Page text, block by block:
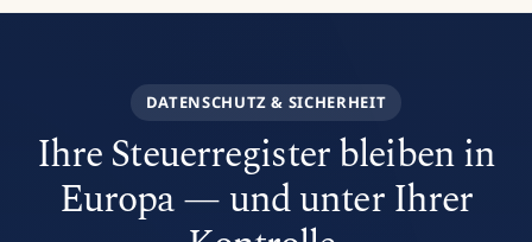
DATENSCHUTZ & SICHERHEIT
Ihre Steuerregister bleiben in
Europa — und unter Ihrer